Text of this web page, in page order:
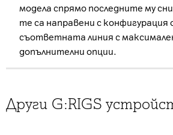
модела спрямо последните му
те са направени с конфигурация
съответната линия с
допълнителни опции.
Други G:RIGS